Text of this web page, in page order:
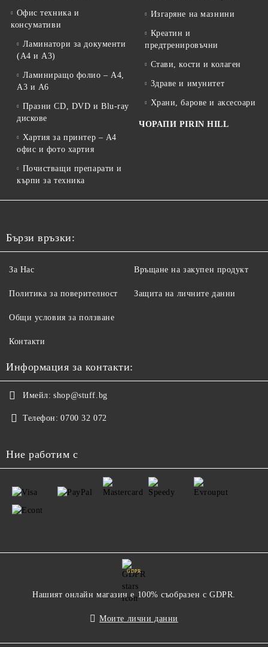
Офис техника и
консумативи
Ламинатори за документи
(A4 и A3)
Ламиниращо фолио – A4,
A3 и A6
Празни CD, DVD и Blu-ray
дискове
Хартия за принтер – A4
офис и фото хартия
Почистващи препарати и
кърпи за техника
Изгаряне на мазнини
Креатин и
предтренировъчни
Стави, кости и колаген
Здраве и имунитет
Храни, барове и аксесоари
ЧОРАПИ PIRIN HILL
Бързи връзки:
За Нас
Политика за поверителност
Общи условия за ползване
Контакти
Връщане на закупен продукт
Защита на личните данни
Информация за контакти:
Имейл: shop@stuff.bg
Телефон: 0700 32 072
Ние работим с
GDPR
Нашият онлайн магазин е 100% съобразен с GDPR.
Моите лични данни